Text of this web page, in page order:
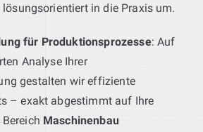
in die Praxis um.
für Produktionsprozesse: Auf
Analyse Ihrer
gestalten wir effiziente
– exakt abgestimmt auf Ihre
Maschinenbau